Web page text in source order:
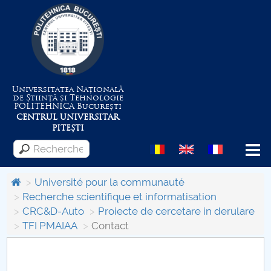
Universitatea Națională
de Știință și Tehnologie
POLITEHNICABucurești
CENTRUL UNIVERSITAR
PITEȘTI
Menu
Despre Universitate
Centrul de Management al Proiectelor
Université pour la communauté
Recherche scientifique et informatisation
CRC&D-Auto
Proiecte de cercetare in derulare
TFI PMAIAA
Contact